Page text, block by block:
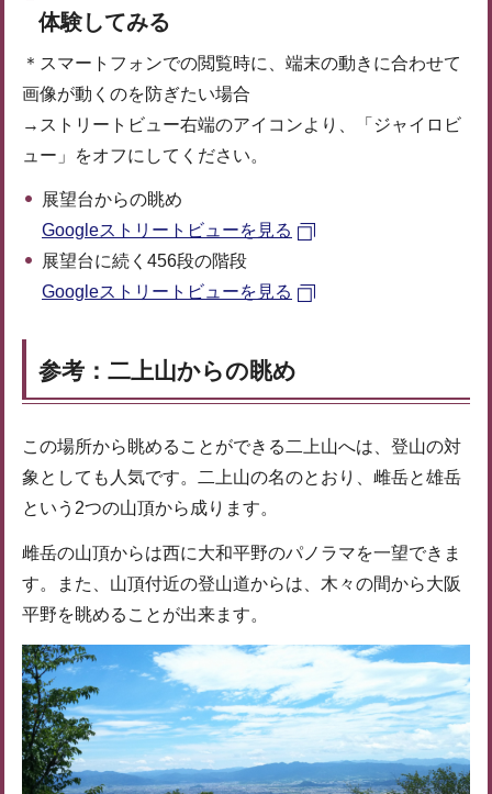
体験してみる
＊スマートフォンでの閲覧時に、端末の動きに合わせて
画像が動くのを防ぎたい場合
→ストリートビュー右端のアイコンより、「ジャイロビ
ュー」をオフにしてください。
展望台からの眺め
Googleストリートビューを見る
展望台に続く456段の階段
Googleストリートビューを見る
参考：二上山からの眺め
この場所から眺めることができる二上山へは、登山の対
象としても人気です。二上山の名のとおり、雌岳と雄岳
という2つの山頂から成ります。
雌岳の山頂からは西に大和平野のパノラマを一望できま
す。また、山頂付近の登山道からは、木々の間から大阪
平野を眺めることが出来ます。